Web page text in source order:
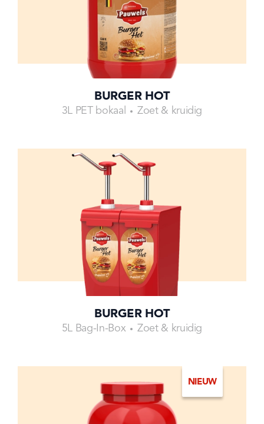
BURGER HOT
3L PET bokaal Zoet & kruidig
BURGER HOT
5L Bag-In-Box Zoet & kruidig
NIEUW